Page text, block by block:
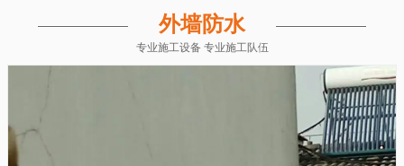
外墙防水
专业施工设备 专业施工队伍